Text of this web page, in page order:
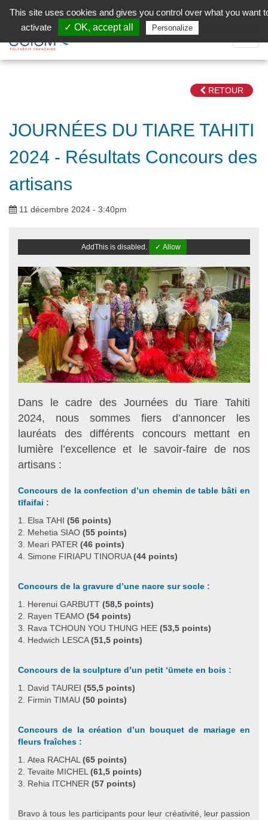
Facebook (Customer Chat) is disabled.
la
RETOUR
JOURNÉES DU TIARE TAHITI
2024 - Résultats Concours des
artisans
11 décembre 2024 - 3:40pm
AddThis is disabled. ✓ Allow
Dans le cadre des Journées du Tiare Tahiti
2024, nous sommes fiers d’annoncer les
lauréats des différents concours mettant en
lumière l’excellence et le savoir-faire de nos
artisans :
Concours de la confection d’un chemin de table bâti en
tīfaifai :
Elsa TAHI (56 points)
Mehetia SIAO (55 points)
Meari PATER (46 points)
Simone FIRIAPU TINORUA(44 points)
Concours de la gravure d’une nacre sur socle :
Herenui GARBUTT (58,5 points)
Rayen TEAMO (54 points)
Rava TCHOUN YOU THUNG HEE (53,5 points)
Hedwich LESCA(51,5 points)
Concours de la sculpture d’un petit ‘ūmete en bois :
David TAUREI (55,5 points)
Firmin TIMAU (50 points)
Concours de la création d’un bouquet de mariage en
fleurs fraîches :
Atea RACHAL (65 points)
Tevaite MICHEL (61,5 points)
Rehia ITCHNER (57 points)
Bravo à tous les participants pour leur créativité, leur passion
This site uses cookies and gives you control over what you want
activate
✓ OK, accept all Personalize